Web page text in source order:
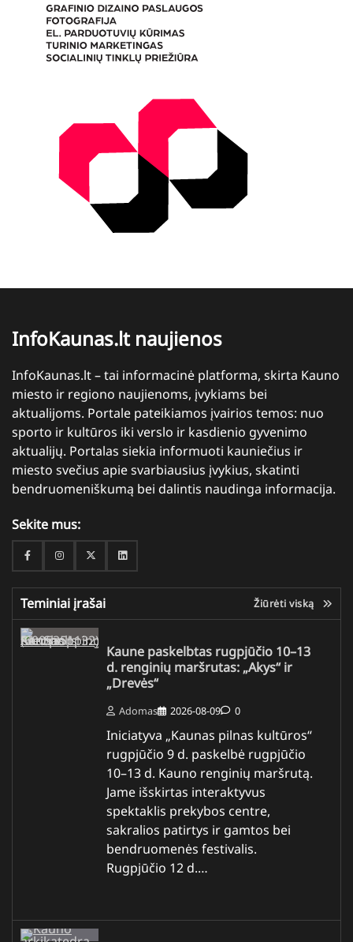
InfoKaunas.lt naujienos
InfoKaunas.lt – tai informacinė platforma, skirta Kauno
miesto ir regiono naujienoms, įvykiams bei
aktualijoms. Portale pateikiamos įvairios temos: nuo
sporto ir kultūros iki verslo ir kasdienio gyvenimo
aktualijų. Portalas siekia informuoti kauniečius ir
miesto svečius apie svarbiausius įvykius, skatinti
bendruomeniškumą bei dalintis naudinga informacija.
Sekite mus:
FacebookInstagramTwitterLinkedin
Teminiai įrašai Žiūrėti viską
Kaune paskelbtas rugpjūčio 10–13
d. renginių maršrutas: „Akys“ ir
„Drevės“
Adomas 2026-08-09 0
Iniciatyva „Kaunas pilnas kultūros“
rugpjūčio 9 d. paskelbė rugpjūčio
10–13 d. Kauno renginių maršrutą.
Jame išskirtas interaktyvus
spektaklis prekybos centre,
sakralios patirtys ir gamtos bei
bendruomenės festivalis.
Rugpjūčio 12 d.…